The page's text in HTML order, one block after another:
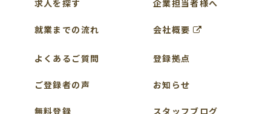
求人を探す
就業までの流れ
よくあるご質問
ご登録者の声
無料登録
企業担当者様へ
会社概要
登録拠点
お知らせ
スタッフブログ